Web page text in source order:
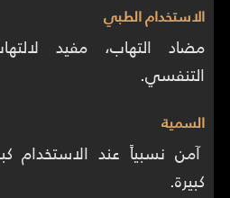
الاستخدام الطبي
مضاد التهاب، مفيد
التنفسي.
السمية
آمن نسبياً عند الاستخدام
كبيرة.